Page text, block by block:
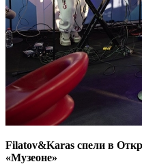
Filatov&Karas спели в
«Музеоне»